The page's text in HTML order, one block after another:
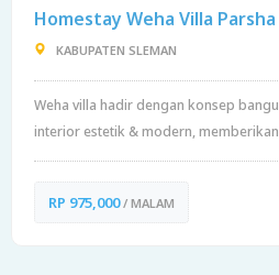
Homestay Weha Villa
KABUPATEN SLEMAN
Weha villa hadir dengan konsep
interior estetik & modern, memberikan
RP 975,000/ MALAM